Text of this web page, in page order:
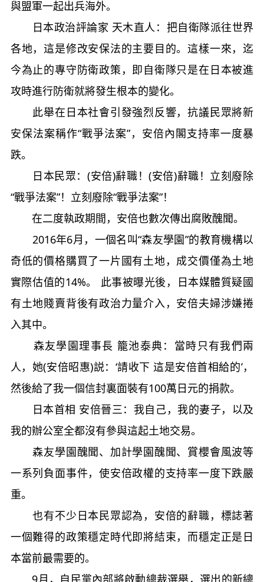
與盟軍一起出兵海外。
日本政治評論家 天木直人：把自衛隊派往世界
各地，這是修改安保法的主要目的。這樣一來，迄
今為止的專守防衛政策，即自衛隊只是在日本被進
攻時進行防衛就將發生根本的變化。
此舉在日本社會引發強烈反響，抗議民眾將新
安保法案稱作“戰爭法案”，安倍內閣支持率一度暴
跌。
日本民眾：(安倍)辭職！(安倍)辭職！立刻廢除
“戰爭法案”！立刻廢除“戰爭法案”！
在二度執政期間，安倍也數次傳出腐敗醜聞。
2016年6月，一個名叫“森友學園”的教育機構以
奇低的價格購買了一片國有土地，成交價僅為土地
實際估值的14%。 此事被曝光後，日本媒體質疑國
有土地賤賣背後有政治力量介入，安倍夫婦涉嫌捲
入其中。
森友學園理事長 籠池泰典：當時只有我們兩
人，她(安倍昭惠)説：‘請收下 這是安倍首相給的’，
然後給了我一個信封裏面裝有100萬日元的捐款。
日本首相 安倍晉三：我自己，我的妻子，以及
我的辦公室全都沒有參與這起土地交易。
森友學園醜聞、加計學園醜聞、賞櫻會風波等
一系列負面事件，使安倍政權的支持率一度下跌嚴
重。
也有不少日本民眾認為，安倍的辭職，標誌著
一個難得的政策穩定時代即將結束，而穩定正是日
本當前最需要的。
9月，自民黨內部將啟動總裁選舉，選出的新總